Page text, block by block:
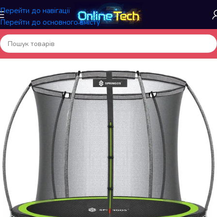
Перейти до навігації
Перейти до основного вмісту
Головна/Батути й аксесуари